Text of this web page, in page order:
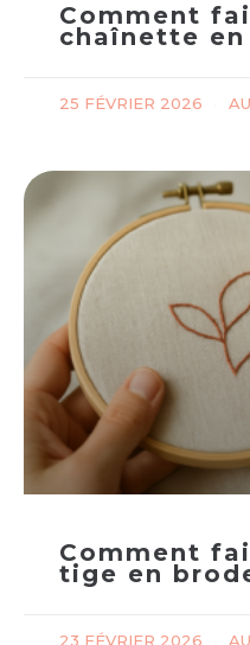
Comment
chaînette
25 FÉVRIER 2026
Comment
tige en
23 FÉVRIER 2026